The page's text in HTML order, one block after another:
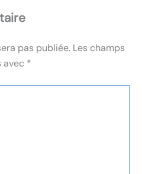
pas publiée. Les champs
avec *